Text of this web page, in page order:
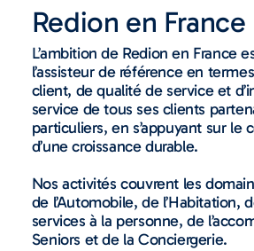
Redion en France
L’ambition de Redion en France
l’assisteur de référence en
client, de qualité de service et
service de tous ses clients
particuliers, en s’appuyant sur le
d’une croissance durable.
Nos activités couvrent les
de l’Automobile, de l’Habitation,
services à la personne, de
Seniors et de la Conciergerie.